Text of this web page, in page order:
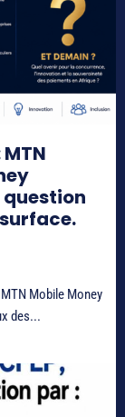
Mobile Money
des...